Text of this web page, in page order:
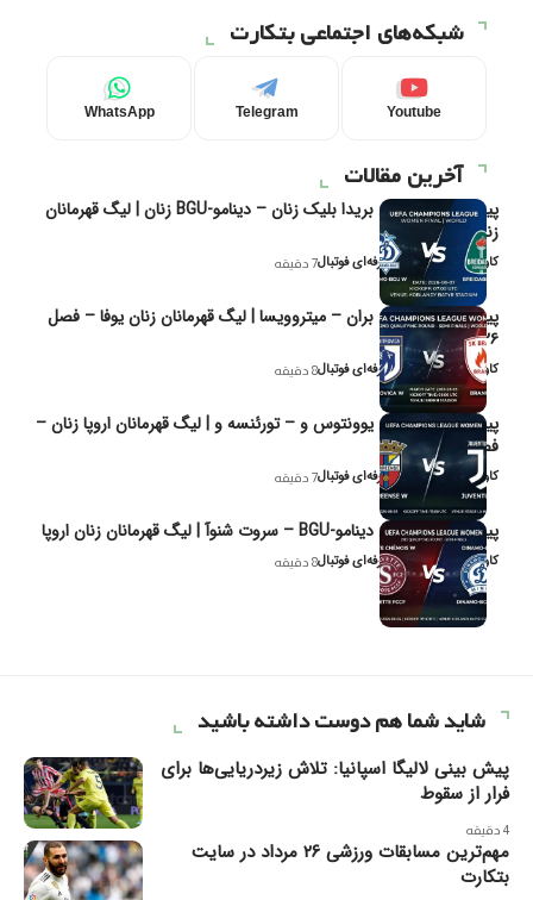
شبکه‌های اجتماعی بتکارت
Youtube
Telegram
WhatsApp
آخرین مقالات
پیش‌بینی و تحلیل بریدا بلیک زنان – دینامو-BGU زنان | لیگ قهرمانان
زنان یوفا
کاوه نیک‌فر، تحلیل‌گر حرفه‌ای فوتبال7 دقیقه
پیش‌بینی و تحلیل بران – میتروویسا | لیگ قهرمانان زنان یوفا – فصل
۲۰۲۶
کاوه نیک‌فر، تحلیل‌گر حرفه‌ای فوتبال8 دقیقه
پیش‌بینی و تحلیل یوونتوس و – تورئنسه و | لیگ قهرمانان اروپا زنان –
فصل ۲۰۲۶
کاوه نیک‌فر، تحلیل‌گر حرفه‌ای فوتبال7 دقیقه
پیش‌بینی و تحلیل دینامو-BGU – سروت شنوآ | لیگ قهرمانان زنان اروپا
کاوه نیک‌فر، تحلیل‌گر حرفه‌ای فوتبال8 دقیقه
شاید شما هم دوست داشته باشید
پیش بینی لالیگا اسپانیا: تلاش زیردریایی‌ها برای
فرار از سقوط
4 دقیقه
مهم‌ترین مسابقات ورزشی ۲۶ مرداد در سایت
بتکارت